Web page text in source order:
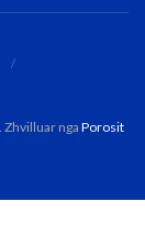
Zhvilluar nga Porosit